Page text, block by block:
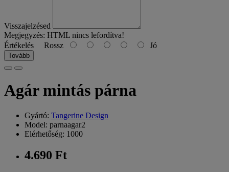
Visszajelzésed
Megjegyzés: HTML nincs lefordítva!
Értékelés Rossz Jó
Tovább
Agár mintás párna
Gyártó: Tangerine Design
Model: parnaagar2
Elérhetőség: 1000
4.690 Ft